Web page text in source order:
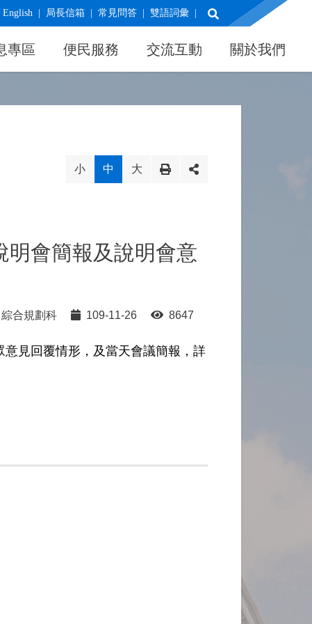
English 局長信箱 常見問答 雙語詞彙 展開搜尋
專區 便民服務 交流互動 關於我們
小 中 大
明會簡報及說明會意
綜合規劃科 109-11-26 8647
見回覆情形，及當天會議簡報，詳